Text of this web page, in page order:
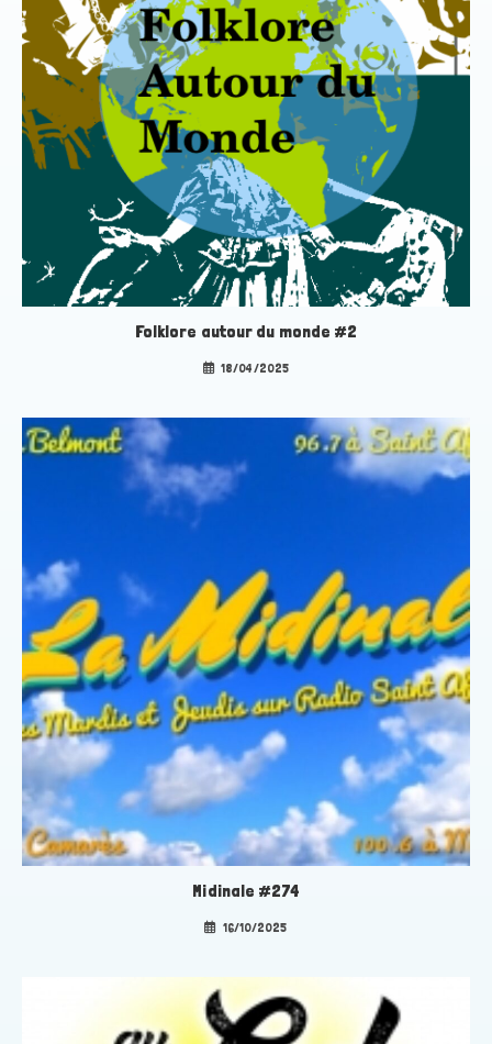
Folklore autour du monde #2
18/04/2025
Midinale #274
16/10/2025